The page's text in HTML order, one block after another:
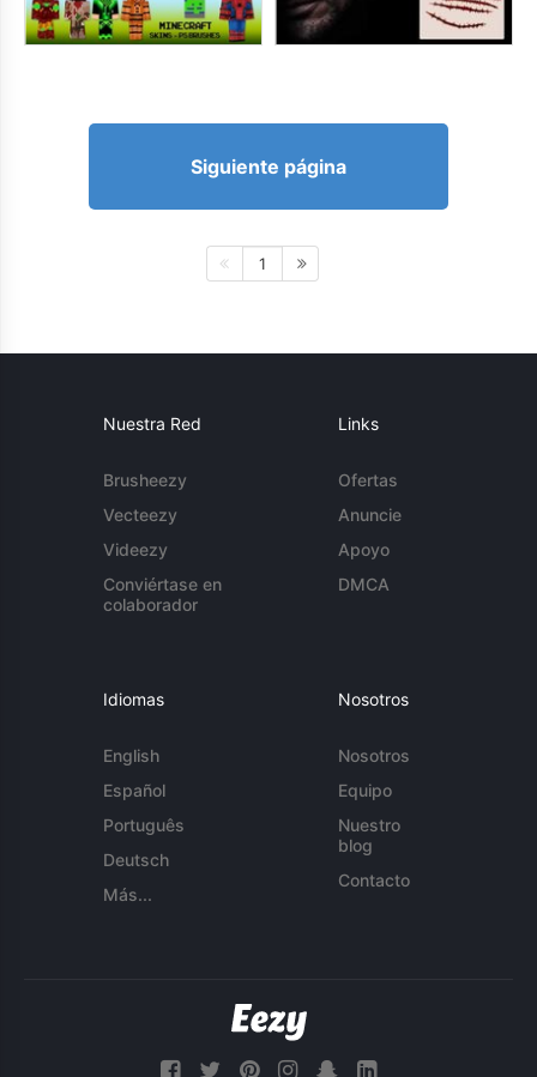
Siguiente página
1
Nuestra Red
Brusheezy
Vecteezy
Videezy
Conviértase en
colaborador
Links
Ofertas
Anuncie
Apoyo
DMCA
Idiomas
English
Español
Português
Deutsch
Más...
Nosotros
Nosotros
Equipo
Nuestro
blog
Contacto